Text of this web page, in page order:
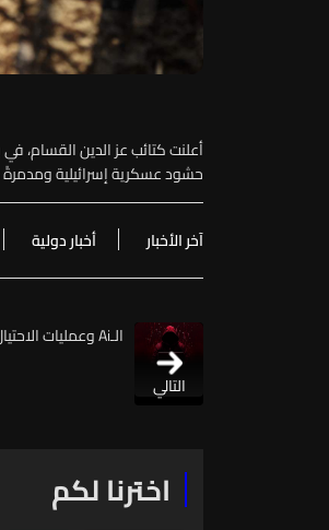
أعلنت كتائب عز الدين القسام،
حشود عسكرية إسرائيلية ومدمرةً 3 آليات عسكرية.
آخر الأخبار أخبار دولية
التالي
الـAi وعمليات الاحتيال...
اخترنا لكم